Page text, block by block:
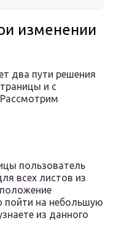
изменении
два пути решения
и с
пользователь
всех листов из
пойти на небольшую
из данного